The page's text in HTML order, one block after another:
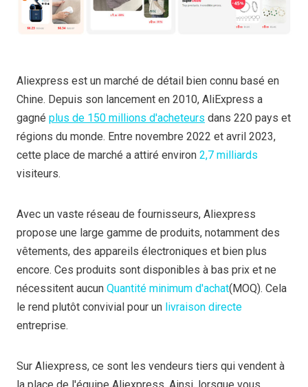
Aliexpress est un marché de détail bien connu basé en
Chine. Depuis son lancement en 2010, AliExpress a
gagné plus de 150 millions d'acheteurs dans 220 pays et
régions du monde. Entre novembre 2022 et avril 2023,
cette place de marché a attiré environ 2,7 milliards
visiteurs.
Avec un vaste réseau de fournisseurs, Aliexpress
propose une large gamme de produits, notamment des
vêtements, des appareils électroniques et bien plus
encore. Ces produits sont disponibles à bas prix et ne
nécessitent aucun Quantité minimum d'achat(MOQ). Cela
le rend plutôt convivial pour un livraison directe
entreprise.
Sur Aliexpress, ce sont les vendeurs tiers qui vendent à